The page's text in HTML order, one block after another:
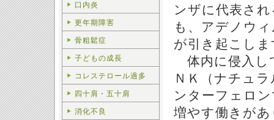
ンザに代表さ
も、アデノウ
が引き起こしま
体内に侵入し
ＮＫ（ナチュ
ンターフェロ
増やす働きが
口内炎
更年期障害
骨粗鬆症
子どもの成長
コレステロール過多
四十肩・五十肩
消化不良